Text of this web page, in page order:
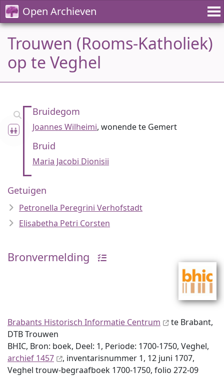
Open Archieven
Trouwen (Rooms-Katholiek)
op te Veghel
Bruidegom
Joannes Wilheimi, wonende te Gemert
Bruid
Maria Jacobi Dionisii
Getuigen
Petronella Peregrini Verhofstadt
Elisabetha Petri Corsten
Bronvermelding
Brabants Historisch Informatie Centrum
te Brabant,
DTB Trouwen
BHIC, Bron: boek, Deel: 1, Periode: 1700-1750, Veghel,
archief 1457
, inventaris­num­mer 1, 12 juni 1707,
Veghel trouw-begraafboek 1700-1750, folio 272-09